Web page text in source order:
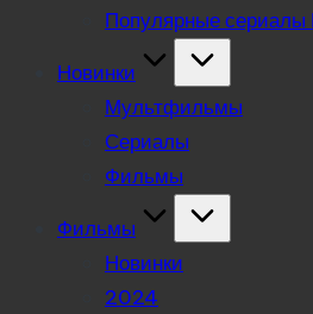
Популярные сериалы
Новинки
Мультфильмы
Сериалы
Фильмы
Фильмы
Новинки
2024